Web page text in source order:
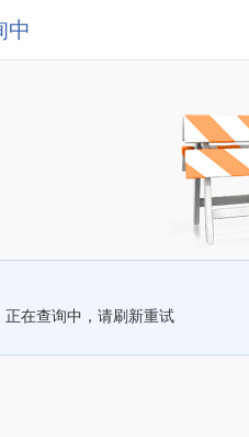
中
正在查询中，请刷新重试